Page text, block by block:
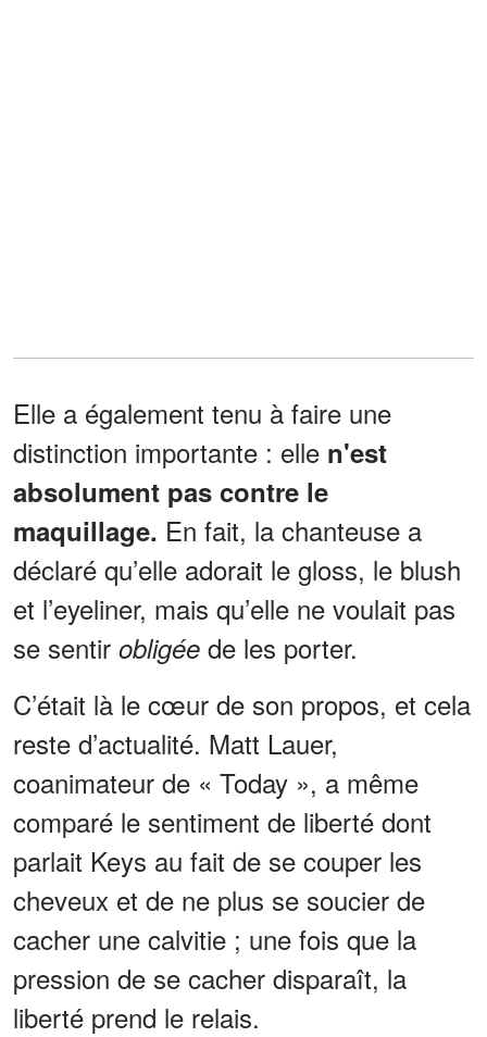
Elle a également tenu à faire une
distinction importante : elle n'est
absolument pas contre le
maquillage. En fait, la chanteuse a
déclaré qu’elle adorait le gloss, le blush
et l’eyeliner, mais qu’elle ne voulait pas
se sentir obligée de les porter.
C’était là le cœur de son propos, et cela
reste d’actualité. Matt Lauer,
coanimateur de « Today », a même
comparé le sentiment de liberté dont
parlait Keys au fait de se couper les
cheveux et de ne plus se soucier de
cacher une calvitie ; une fois que la
pression de se cacher disparaît, la
liberté prend le relais.